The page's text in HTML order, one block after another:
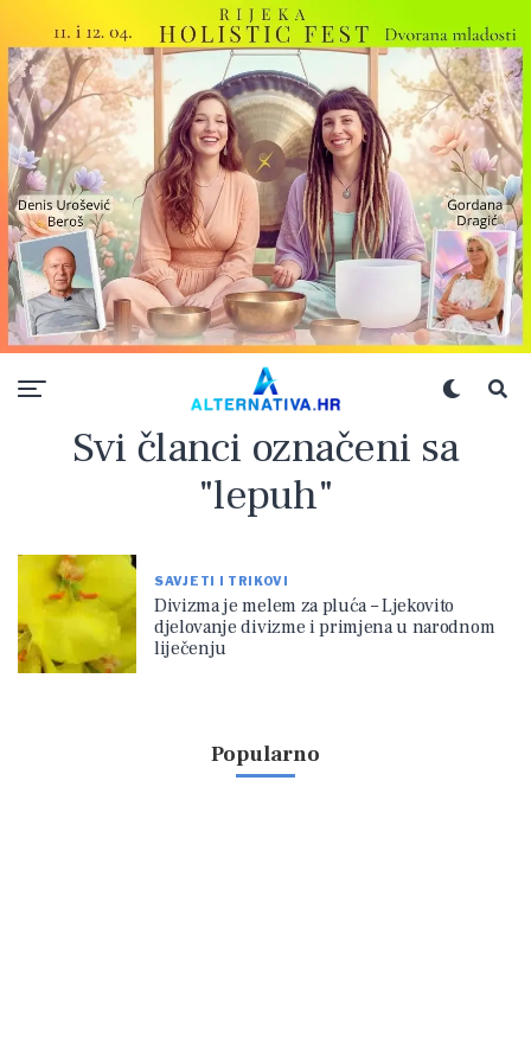
Svi članci označeni sa
"lepuh"
SAVJETI I TRIKOVI
Divizma je melem za pluća – Ljekovito
djelovanje divizme i primjena u narodnom
liječenju
Popularno